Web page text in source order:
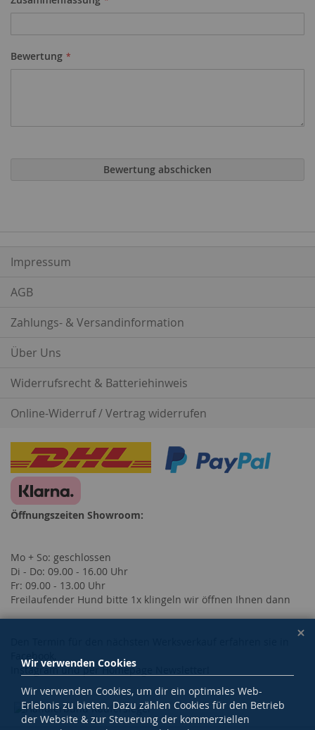
Bewertung
Bewertung abschicken
Impressum
AGB
Zahlungs- & Versandinformation
Über Uns
Widerrufsrecht & Batteriehinweis
Online-Widerruf / Vertrag widerrufen
Öffnungszeiten Showroom:
Mo + So: geschlossen
Di - Do: 09.00 - 16.00 Uhr
Fr: 09.00 - 13.00 Uhr
Freilaufender Hund bitte 1x klingeln wir öffnen Ihnen dann
Facebook,
Instagram und per Homepage Newsletter!
Wir verwenden Cookies
Wir verwenden Cookies, um dir ein optimales Web-
Erlebnis zu bieten. Dazu zählen Cookies für den Betrieb
der Website & zur Steuerung der kommerziellen